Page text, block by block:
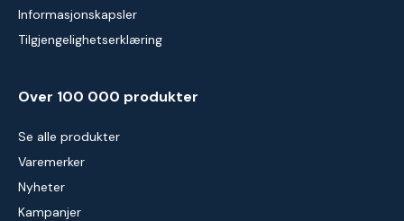
Informasjonskapsler
Tilgjengelighetserklæring
Over 100 000 produkter
Se alle produkter
Varemerker
Nyheter
Kampanjer